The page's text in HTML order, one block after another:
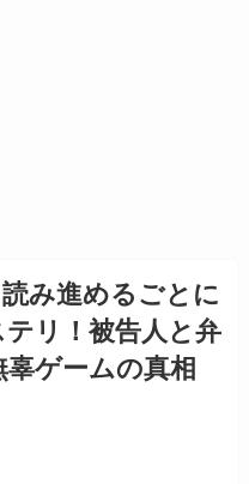
読み進めるごとに
リ！被告人と弁
ゲームの真相